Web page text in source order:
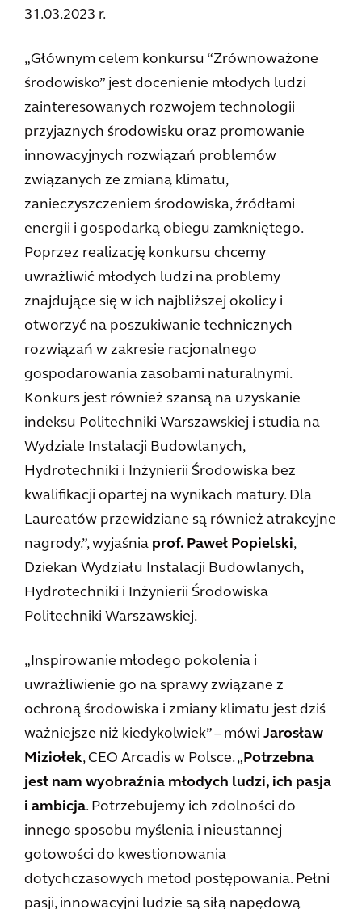
31.03.2023 r.
„Głównym celem konkursu “Zrównoważone
środowisko” jest docenienie młodych ludzi
zainteresowanych rozwojem technologii
przyjaznych środowisku oraz promowanie
innowacyjnych rozwiązań problemów
związanych ze zmianą klimatu,
zanieczyszczeniem środowiska, źródłami
energii i gospodarką obiegu zamkniętego.
Poprzez realizację konkursu chcemy
uwrażliwić młodych ludzi na problemy
znajdujące się w ich najbliższej okolicy i
otworzyć na poszukiwanie technicznych
rozwiązań w zakresie racjonalnego
gospodarowania zasobami naturalnymi.
Konkurs jest również szansą na uzyskanie
indeksu Politechniki Warszawskiej i studia na
Wydziale Instalacji Budowlanych,
Hydrotechniki i Inżynierii Środowiska bez
kwalifikacji opartej na wynikach matury. Dla
Laureatów przewidziane są również atrakcyjne
nagrody.”, wyjaśnia prof. Paweł Popielski,
Dziekan Wydziału Instalacji Budowlanych,
Hydrotechniki i Inżynierii Środowiska
Politechniki Warszawskiej.
„Inspirowanie młodego pokolenia i
uwrażliwienie go na sprawy związane z
ochroną środowiska i zmiany klimatu jest dziś
ważniejsze niż kiedykolwiek” – mówi Jarosław
Miziołek, CEO Arcadis w Polsce. „Potrzebna
jest nam wyobraźnia młodych ludzi, ich pasja
i ambicja. Potrzebujemy ich zdolności do
innego sposobu myślenia i nieustannej
gotowości do kwestionowania
dotychczasowych metod postępowania. Pełni
pasji, innowacyjni ludzie są siłą napędową